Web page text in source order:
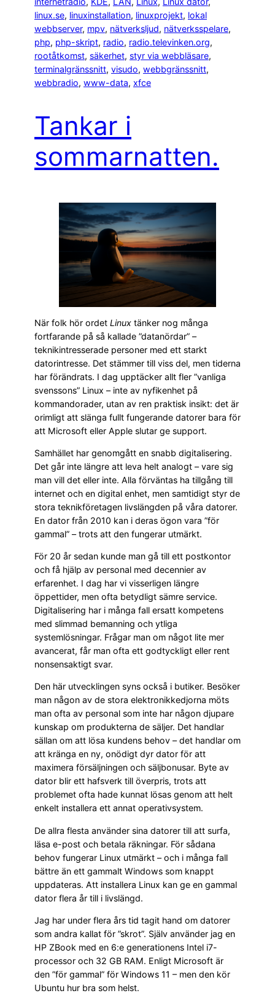
linux.se, linuxinstallation, linuxprojekt, lokal
webbserver, mpv, nätverksljud, nätverksspelare
php, php-skript, radio, radio.televinken.org
rootåtkomst, säkerhet, styr via webbläsare
terminalgränssnitt, visudo, webbgränssnitt
webbradio, www-data, xfce
Tankar i
sommarnatten.
När folk hör ordet Linux tänker nog många
fortfarande på så kallade ”datanördar” –
teknikintresserade personer med ett starkt
datorintresse. Det stämmer till viss del, men tiderna
har förändrats. I dag upptäcker allt fler ”vanliga
svenssons” Linux – inte av nyfikenhet på
kommandorader, utan av ren praktisk insikt: det är
orimligt att slänga fullt fungerande datorer bara för
att Microsoft eller Apple slutar ge support.
Samhället har genomgått en snabb digitalisering.
Det går inte längre att leva helt analogt – vare sig
man vill det eller inte. Alla förväntas ha tillgång till
internet och en digital enhet, men samtidigt styr de
stora teknikföretagen livslängden på våra datorer.
En dator från 2010 kan i deras ögon vara ”för
gammal” – trots att den fungerar utmärkt.
För 20 år sedan kunde man gå till ett postkontor
och få hjälp av personal med decennier av
erfarenhet. I dag har vi visserligen längre
öppettider, men ofta betydligt sämre service.
Digitalisering har i många fall ersatt kompetens
med slimmad bemanning och ytliga
systemlösningar. Frågar man om något lite mer
avancerat, får man ofta ett godtyckligt eller rent
nonsensaktigt svar.
Den här utvecklingen syns också i butiker. Besöker
man någon av de stora elektronikkedjorna möts
man ofta av personal som inte har någon djupare
kunskap om produkterna de säljer. Det handlar
sällan om att lösa kundens behov – det handlar om
att kränga en ny, onödigt dyr dator för att
maximera försäljningen och säljbonusar. Byte av
dator blir ett hafsverk till överpris, trots att
problemet ofta hade kunnat lösas genom att helt
enkelt installera ett annat operativsystem.
De allra flesta använder sina datorer till att surfa,
läsa e-post och betala räkningar. För sådana
behov fungerar Linux utmärkt – och i många fall
bättre än ett gammalt Windows som knappt
uppdateras. Att installera Linux kan ge en gammal
dator flera år till i livslängd.
Jag har under flera års tid tagit hand om datorer
som andra kallat för ”skrot”. Själv använder jag en
HP ZBook med en 6:e generationens Intel i7-
processor och 32 GB RAM. Enligt Microsoft är
den ”för gammal” för Windows 11 – men den kör
Ubuntu hur bra som helst.